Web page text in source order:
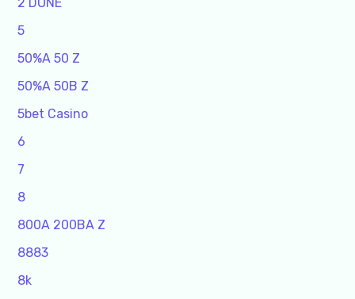
5
50%A 50 Z
50%A 50B Z
5bet Casino
6
7
8
800A 200BA Z
8883
8k